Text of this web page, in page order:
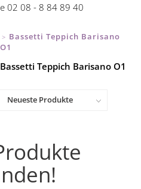
02 08 - 8 84 89 40
> Bassetti Teppich Barisano
O1
Teppich Barisano O1